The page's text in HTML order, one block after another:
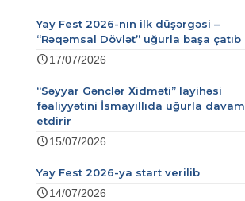
Yay Fest 2026-nın ilk düşərgəsi –
“Rəqəmsal Dövlət” uğurla başa çatıb
17/07/2026
“Səyyar Gənclər Xidməti” layihəsi
fəaliyyətini İsmayıllıda uğurla davam
etdirir
15/07/2026
Yay Fest 2026-ya start verilib
14/07/2026